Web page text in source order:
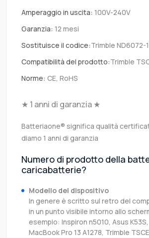
Amperaggio in uscita: 100V-240V
Garanzia: 12 mesi
Sostituisce il codice:Trimble ND6072-
Compatibilità del prodotto:Trimble
Norme: CE, RoHS
★ 1 anni di garanzia ★
Batteriaone® significa qualità
diamo 1 anni di garanzia
Numero di prodotto della
caricabatterie?
Modello del dispositivo
In genere è scritto sul retro del
in un punto visibile intorno allo
esempio: Inspiron n5010, Asus
MacBook Pro 13 A1278, Trimble